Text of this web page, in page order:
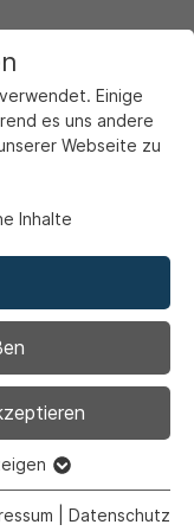
auf
Einige
es uns andere
Webseite zu
Inhalte
Funktionen
Datenschutz